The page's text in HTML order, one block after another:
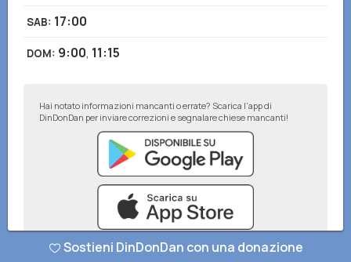
SAB: 17:00
DOM: 9:00, 11:15
Hai notato informazioni mancanti o errate? Scarica l'app di
DinDonDan per inviare correzioni e segnalare chiese mancanti!
Sostieni DinDonDan con una donazione